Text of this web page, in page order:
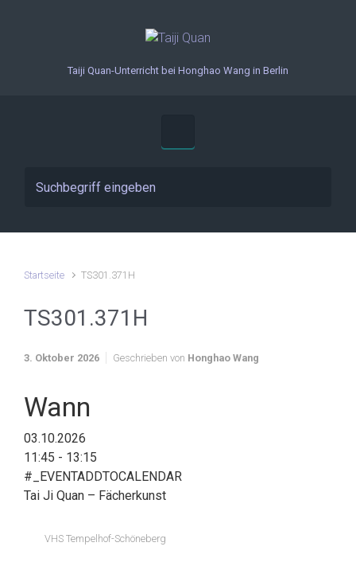
Taiji Quan-Unterricht bei Honghao Wang in Berlin
Startseite TS301.371H
TS301.371H
3. Oktober 2026 Geschrieben von Honghao Wang
Wann
03.10.2026
11:45 - 13:15
#_EVENTADDTOCALENDAR
Tai Ji Quan – Fächerkunst
VHS Tempelhof-Schöneberg